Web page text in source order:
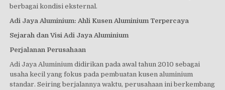
berbagai kondisi eksternal.
Adi Jaya Aluminium: Ahli Kusen Aluminium Terpercaya
Sejarah dan Visi Adi Jaya Aluminium
Perjalanan Perusahaan
Adi Jaya Aluminium didirikan pada awal tahun 2010 sebagai
usaha kecil yang fokus pada pembuatan kusen aluminium
standar. Seiring berjalannya waktu, perusahaan ini berkembang